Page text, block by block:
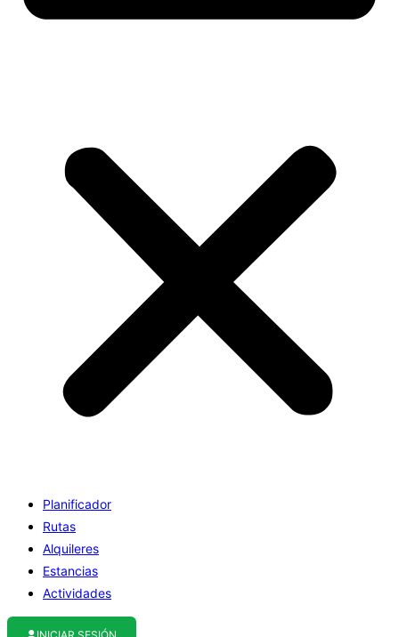
Planificador
Rutas
Alquileres
Estancias
Actividades